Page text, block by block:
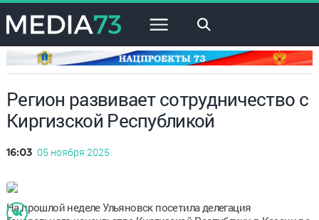
×
Регион развивает сотрудничество с
Киргизской Республикой
16:03 05 ноября 2025
На прошлой неделе Ульяновск посетила делегация